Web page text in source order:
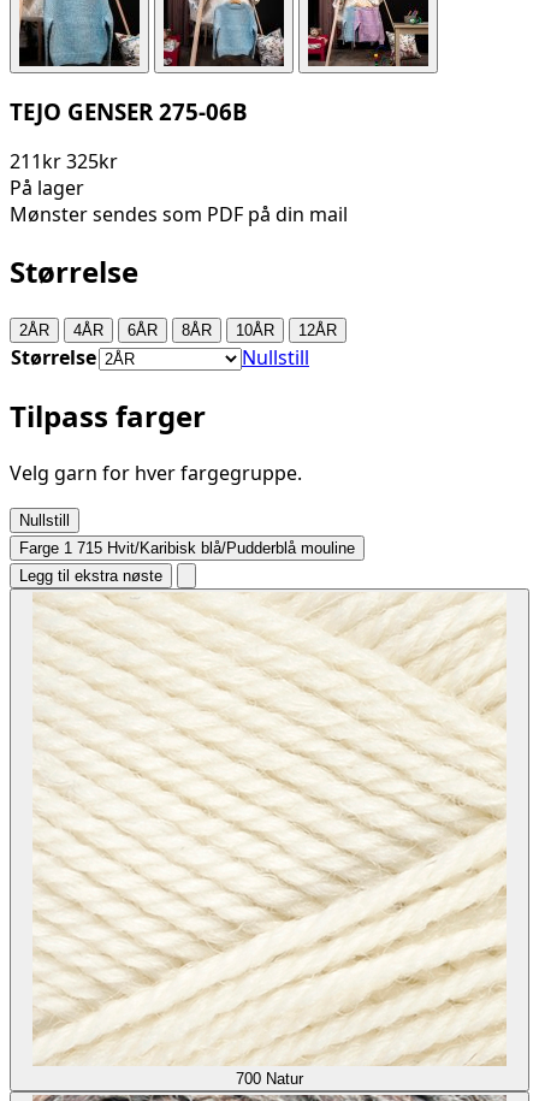
TEJO GENSER 275-06B
211kr325kr
På lager
Mønster sendes som PDF på din mail
Størrelse
2ÅR 4ÅR 6ÅR 8ÅR 10ÅR 12ÅR
Størrelse Nullstill
Tilpass farger
Velg garn for hver fargegruppe.
Nullstill
Farge 1 715 Hvit/Karibisk blå/Pudderblå mouline
Legg til ekstra nøste
700 Natur